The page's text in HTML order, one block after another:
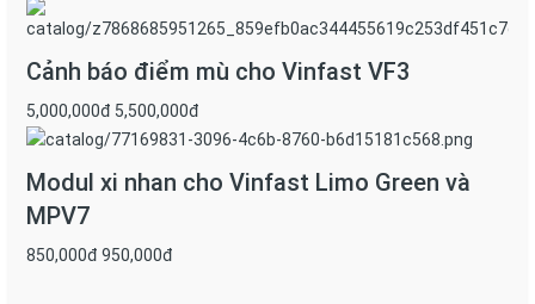
Keo của phim cách nhiệt 3M được tích hợp sẵn tính
đó, keo nhạy áp PSA của 3M không có mùi khó chịu. Làm
ảnh hưởng xấu đến sức khỏe của người dùng, cũng như
bề mặt kính xe.
Cảnh báo điểm mù cho Vinfast VF3
5,000,000đ 5,500,000đ
Modul xi nhan cho Vinfast Limo Green và
MPV7
850,000đ 950,000đ